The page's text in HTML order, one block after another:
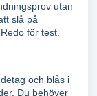
utan
slå på
för test.
och blås i
Du behöver